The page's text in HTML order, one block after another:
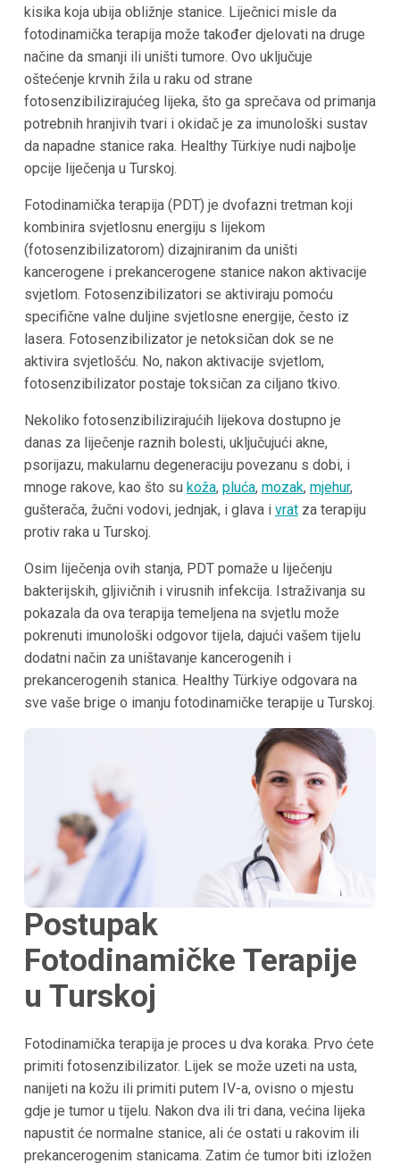
kisika koja ubija obližnje stanice. Liječnici misle da
fotodinamička terapija može također djelovati na druge
načine da smanji ili uništi tumore. Ovo uključuje
oštećenje krvnih žila u raku od strane
fotosenzibilizirajućeg lijeka, što ga sprečava od primanja
potrebnih hranjivih tvari i okidač je za imunološki sustav
da napadne stanice raka. Healthy Türkiye nudi najbolje
opcije liječenja u Turskoj.
Fotodinamička terapija (PDT) je dvofazni tretman koji
kombinira svjetlosnu energiju s lijekom
(fotosenzibilizatorom) dizajniranim da uništi
kancerogene i prekancerogene stanice nakon aktivacije
svjetlom. Fotosenzibilizatori se aktiviraju pomoću
specifične valne duljine svjetlosne energije, često iz
lasera. Fotosenzibilizator je netoksičan dok se ne
aktivira svjetlošću. No, nakon aktivacije svjetlom,
fotosenzibilizator postaje toksičan za ciljano tkivo.
Nekoliko fotosenzibilizirajućih lijekova dostupno je
danas za liječenje raznih bolesti, uključujući akne,
psorijazu, makularnu degeneraciju povezanu s dobi, i
mnoge rakove, kao što su koža, pluća, mozak, mjehur,
gušterača, žučni vodovi, jednjak, i glava i vratza terapiju
protiv raka u Turskoj.
Osim liječenja ovih stanja, PDT pomaže u liječenju
bakterijskih, gljivičnih i virusnih infekcija. Istraživanja su
pokazala da ova terapija temeljena na svjetlu može
pokrenuti imunološki odgovor tijela, dajući vašem tijelu
dodatni način za uništavanje kancerogenih i
prekancerogenih stanica. Healthy Türkiye odgovara na
sve vaše brige o imanju fotodinamičke terapije u Turskoj.
Postupak
Fotodinamičke Terapije
u Turskoj
Fotodinamička terapija je proces u dva koraka. Prvo ćete
primiti fotosenzibilizator. Lijek se može uzeti na usta,
nanijeti na kožu ili primiti putem IV-a, ovisno o mjestu
gdje je tumor u tijelu. Nakon dva ili tri dana, većina lijeka
napustit će normalne stanice, ali će ostati u rakovim ili
prekancerogenim stanicama. Zatim će tumor biti izložen